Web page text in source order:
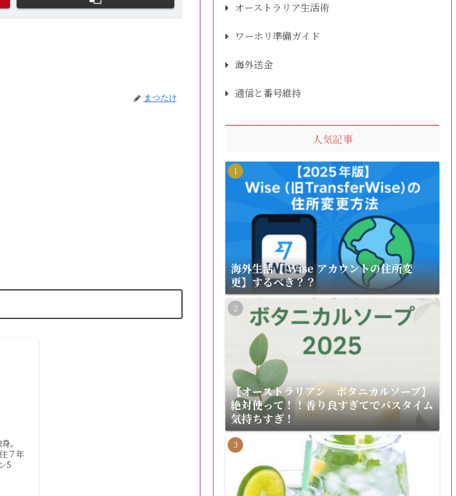
まつたけ
。
７年
5
オーストラリア生活術
ワーホリ準備ガイド
海外送金
通信と番号維持
人気記事
海外生活【 Wise アカウントの住所変
更】するべき？？
【オーストラリアン ボタニカルソープ】
絶対使って！！香り良すぎてでバスタイム
気持ちすぎ！